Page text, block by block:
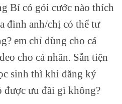
Bí có gói cước nào thích
đình anh/chị có thể tư
em chỉ dùng cho cá
cho cá nhân. Sẵn tiện
sinh thì khi đăng ký
ưu đãi gì không?